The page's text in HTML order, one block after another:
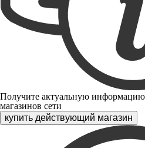
Получите актуальную
магазинов сети
купить действующий магазин